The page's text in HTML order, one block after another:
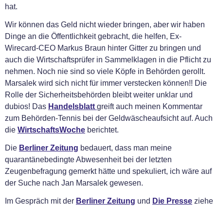
hat.
Wir können das Geld nicht wieder bringen, aber wir haben
Dinge an die Öffentlichkeit gebracht, die helfen, Ex-
Wirecard-CEO Markus Braun hinter Gitter zu bringen und
auch die Wirtschaftsprüfer in Sammelklagen in die Pflicht zu
nehmen. Noch nie sind so viele Köpfe in Behörden gerollt.
Marsalek wird sich nicht für immer verstecken können!! Die
Rolle der Sicherheitsbehörden bleibt weiter unklar und
dubios! Das Handelsblatt greift auch meinen Kommentar
zum Behörden-Tennis bei der Geldwäscheaufsicht auf. Auch
die WirtschaftsWoche berichtet.
Die Berliner Zeitung bedauert, dass man meine
quarantänebedingte Abwesenheit bei der letzten
Zeugenbefragung gemerkt hätte und spekuliert, ich wäre auf
der Suche nach Jan Marsalek gewesen.
Im Gespräch mit der Berliner Zeitung und Die Presse ziehe